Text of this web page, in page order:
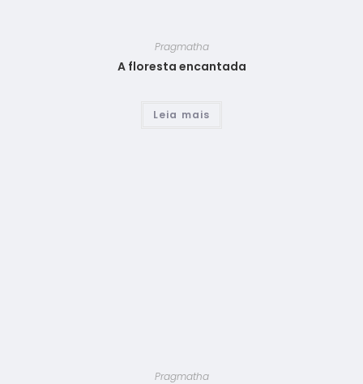
Pragmatha
A floresta encantada
Leia mais
Pragmatha